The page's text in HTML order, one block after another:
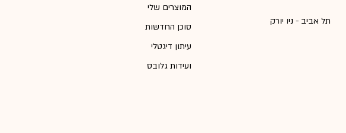
תל אביב - ניו יורק
המוצרים שלי
סוכן החדשות
עיתון דיגטלי
ועידות גלובס